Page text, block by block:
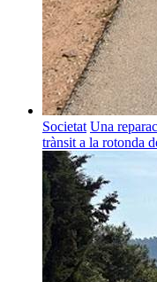
Societat Una
trànsit a la rotonda